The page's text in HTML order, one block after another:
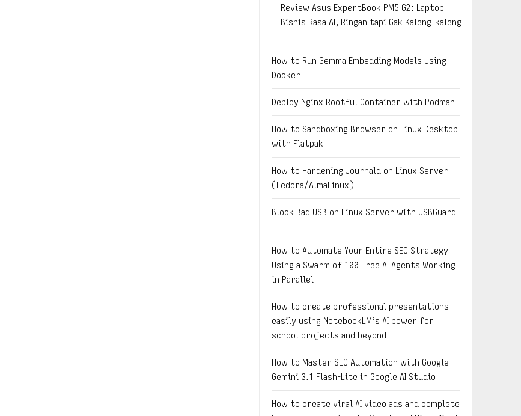
Review Asus ExpertBook PM5 G2: Laptop
Bisnis Rasa AI, Ringan tapi Gak Kaleng-kaleng
How to Run Gemma Embedding Models Using
Docker
Deploy Nginx Rootful Container with Podman
How to Sandboxing Browser on Linux Desktop
with Flatpak
How to Hardening Journald on Linux Server
(Fedora/AlmaLinux)
Block Bad USB on Linux Server with USBGuard
How to Automate Your Entire SEO Strategy
Using a Swarm of 100 Free AI Agents Working
in Parallel
How to create professional presentations
easily using NotebookLM’s AI power for
school projects and beyond
How to Master SEO Automation with Google
Gemini 3.1 Flash-Lite in Google AI Studio
How to create viral AI video ads and complete